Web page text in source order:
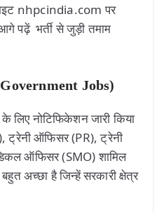
nhpcindia.com पर
पढ़ें भर्ती से जुड़ी तमाम
Jobs)
लिए नोटिफिकेशन जारी किया
ट्रेनी ऑफिसर (PR), ट्रेनी
ऑफिसर (SMO) शामिल
अच्छा है जिन्हें सरकारी क्षेत्र